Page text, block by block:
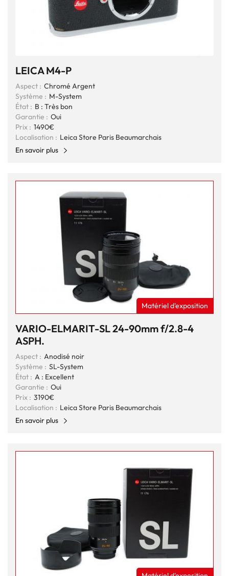
LEICA M4-P
Aspect : Chromé Argent
Système : M-System
État : B : Très bon
Garantie : Oui
Prix : 1490€
Localisation : Leica Store Paris Beaumarchais
En savoir plus
Matériel d'exposition
VARIO-ELMARIT-SL 24-90mm f/2.8-4
ASPH.
Aspect : Anodisé noir
Système : SL-System
État : A : Excellent
Garantie : Oui
Prix : 3190€
Localisation : Leica Store Paris Beaumarchais
En savoir plus